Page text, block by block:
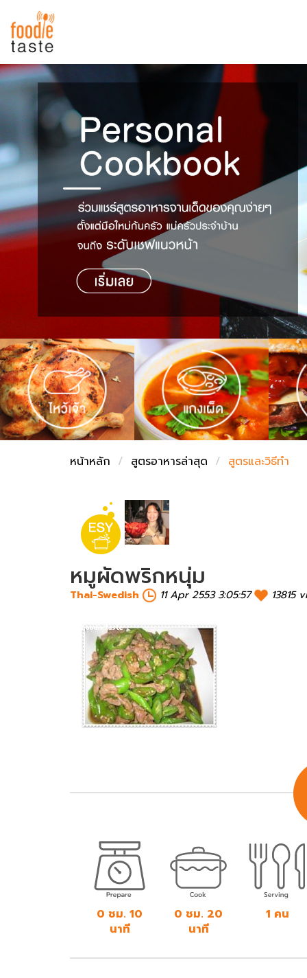
สูตรอาหาร
สูตรอาหารล่าสุด
Top Foodie
พาไปชิม
สารพันก้นครัว
เคล็ดลับน่ารู้
เปรียบเทียบหน่วยการตวง
เปรียบเทียบอุณหภูมิ
เปรียบเทียบน้ำหนักวัตถุดิบ
ชั่งตวงเนย
FoodPedia
สร้าง Cookbook
หน้าหลัก สูตรอาหารล่าสุด สูตรและวิธีทำ
หมูผัดพริกหนุ่ม
Thai-Swedish 11 Apr 2553 3:05:57 13815
0 ชม. 10
นาที
0 ชม. 20
นาที
1 คน